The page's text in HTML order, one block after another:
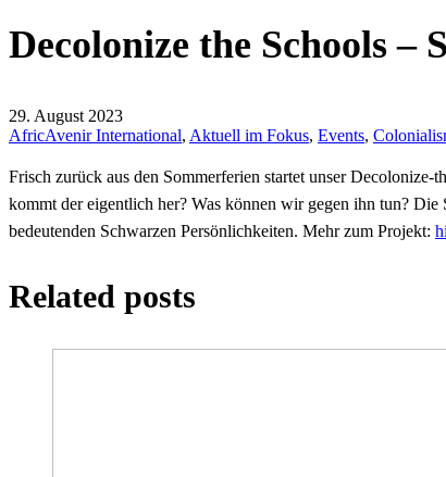
Decolonize the Schools
29. August 2023
AfricAvenir International, Aktuell im Fokus, Events,
Frisch zurück aus den Sommerferien startet unser
kommt der eigentlich her? Was können wir gegen ihn tun?
bedeutenden Schwarzen Persönlichkeiten. Mehr zum Projekt:
Related posts